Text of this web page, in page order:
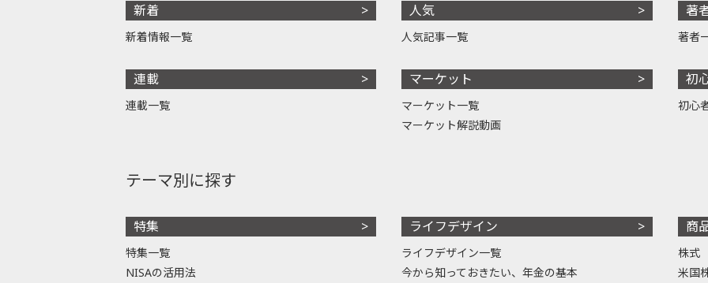
新着
新着情報一覧
連載
連載一覧
人気
人気記事一覧
マーケット
マーケット一覧
マーケット解説動画
著
著者
初
初心
テーマ別に探す
特集
特集一覧
NISAの活用法
ライフデザイン
ライフデザイン一覧
今から知っておきたい、年金の基本
商
株式
米国